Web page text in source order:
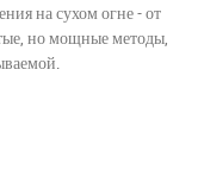
на сухом огне - от
но мощные методы,